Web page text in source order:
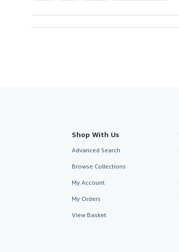
Shop With Us
Advanced Search
Browse Collections
My Account
My Orders
View Basket